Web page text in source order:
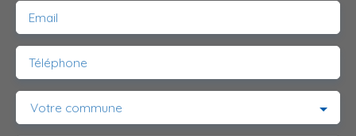
Email
Téléphone
Votre commune